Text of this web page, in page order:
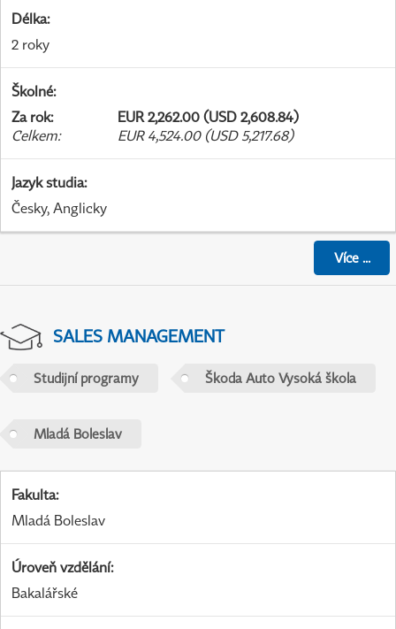
Délka:
2 roky
Školné:
Za rok:
EUR 2,262.00 (USD 2,608.84)
Celkem: EUR 4,524.00 (USD 5,217.68)
Jazyk studia:
Česky, Anglicky
Více...
SALES MANAGEMENT
Studijní programy Škoda Auto Vysoká škola
Mladá Boleslav
Fakulta:
Mladá Boleslav
Úroveň vzdělání:
Bakalářské